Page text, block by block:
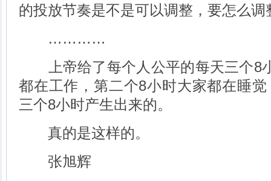
的投放节奏是不是可以调整，要怎么调
…………
上帝给了每个人公平的每天三个8
都在工作，第二个8小时大家都在睡
三个8小时产生出来的。
真的是这样的。
张旭辉